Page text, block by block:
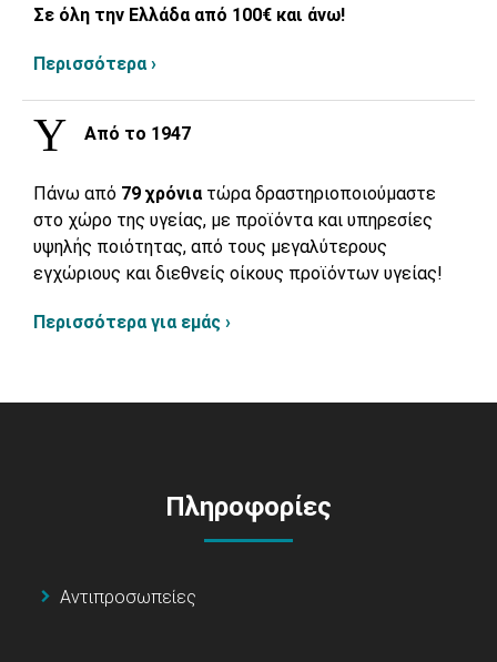
Σε όλη την Ελλάδα από 100€ και άνω!
Περισσότερα ›
Από το 1947
Πάνω από 79 χρόνια τώρα δραστηριοποιούμαστε
στο χώρο της υγείας, με προϊόντα και υπηρεσίες
υψηλής ποιότητας, από τους μεγαλύτερους
εγχώριους και διεθνείς οίκους προϊόντων υγείας!
Περισσότερα για εμάς ›
Πληροφορίες
Αντιπροσωπείες